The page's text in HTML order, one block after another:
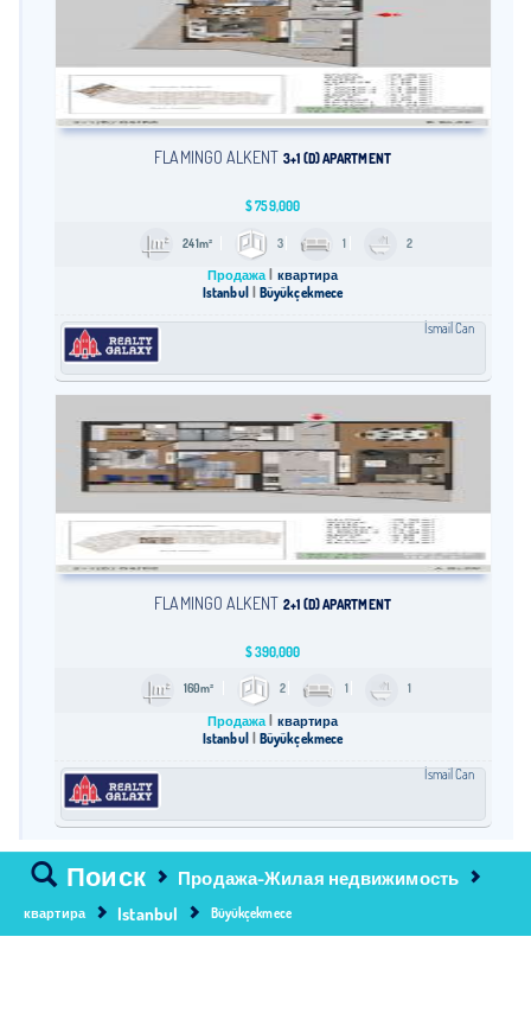
FLAMINGO ALKENT 3+1 (D) APARTMENT
$759,000
241m² 3 1 2
Продажа
квартира
Istanbul
Büyükçekmece
İsmail Can
FLAMINGO ALKENT 2+1 (D) APARTMENT
$390,000
160m² 2 1 1
Продажа
квартира
Istanbul
Büyükçekmece
İsmail Can
Поиск Продажа-Жилая недвижимость
квартира Istanbul Büyükçekmece